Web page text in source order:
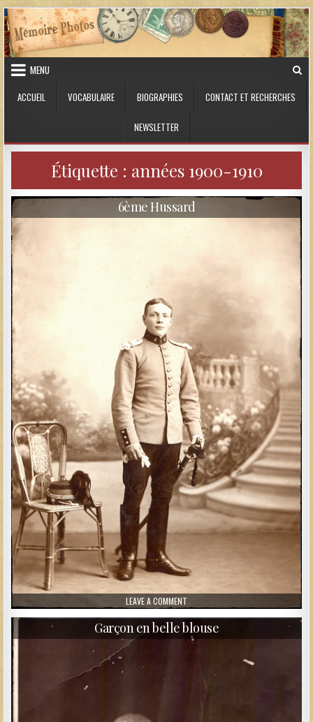
Skip to content
MENU
ACCUEIL
VOCABULAIRE BIOGRAPHIES CONTACT ET RECHERCHES
NEWSLETTER
Étiquette : années 1900-1910
LEAVE A COMMENT
6ème Hussard
Garçon en belle blouse